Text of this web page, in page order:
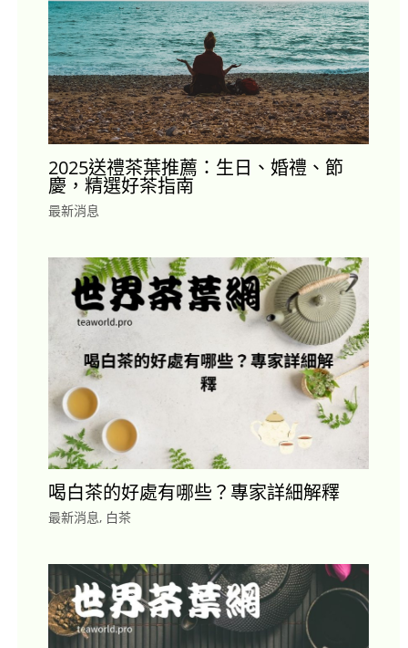
2025送禮茶葉推薦：生日、婚禮、節
慶，精選好茶指南
最新消息
喝白茶的好處有哪些？專家詳細解釋
最新消息, 白茶